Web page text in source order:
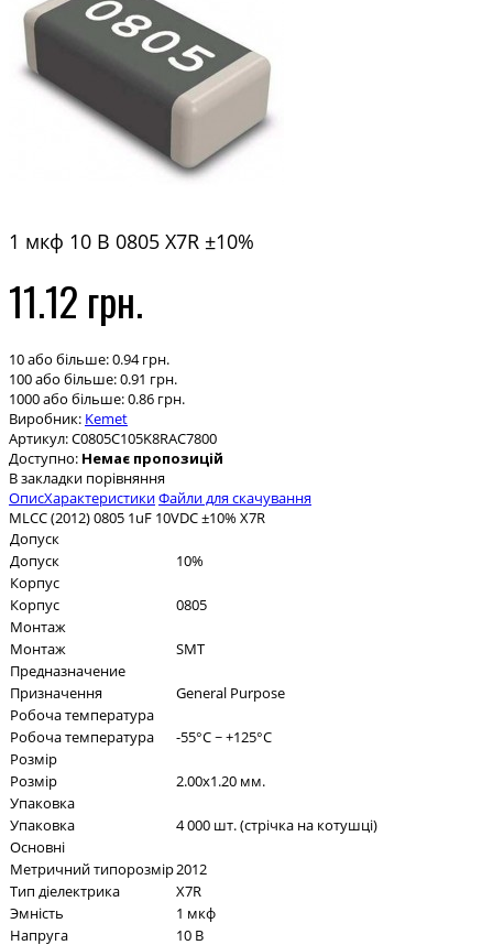
1 мкф 10 В 0805 X7R ±10%
11.12 грн.
10 або більше: 0.94 грн.
100 або більше: 0.91 грн.
1000 або більше: 0.86 грн.
Виробник: Kemet
Артикул:C0805C105K8RAC7800
Доступно: Немає пропозицій
В закладки порівняння
ОписХарактеристикиФайли для скачування
MLCC (2012) 0805 1uF 10VDC ±10% X7R
Допуск
Допуск
10%
Корпус
Корпус
0805
Монтаж
Монтаж
SMT
Предназначение
Призначення
General Purpose
Робоча температура
Робоча температура
-55°C ~ +125°C
Розмір
Розмір
2.00x1.20 мм.
Упаковка
Упаковка
4 000 шт. (стрічка на котушці)
Основні
Метричний типорозмір2012
Тип діелектрика
X7R
Эмність
1 мкф
Напруга
10 В